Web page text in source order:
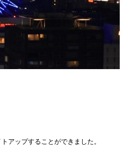
アップすることができました。